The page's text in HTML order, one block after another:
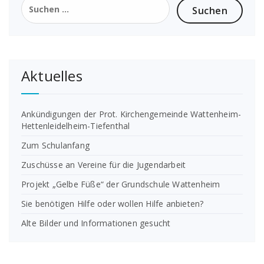
nach:
Aktuelles
Ankündigungen der Prot. Kirchengemeinde Wattenheim-
Hettenleidelheim-Tiefenthal
Zum Schulanfang
Zuschüsse an Vereine für die Jugendarbeit
Projekt „Gelbe Füße“ der Grundschule Wattenheim
Sie benötigen Hilfe oder wollen Hilfe anbieten?
Alte Bilder und Informationen gesucht